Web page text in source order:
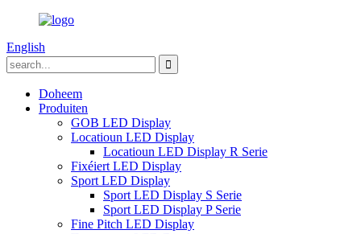
English
Doheem
Produiten
GOB LED Display
Locatioun LED Display
Locatioun LED Display R Serie
Fixéiert LED Display
Sport LED Display
Sport LED Display S Serie
Sport LED Display P Serie
Fine Pitch LED Display